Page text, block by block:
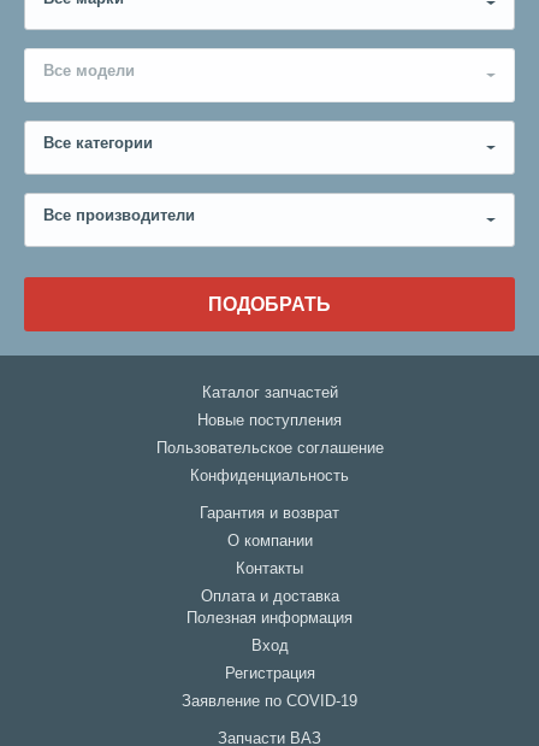
Все модели
Все категории
Все производители
ПОДОБРАТЬ
Каталог запчастей
Новые поступления
Пользовательское соглашение
Конфиденциальность
Гарантия и возврат
О компании
Контакты
Оплата и доставка
Полезная информация
Вход
Регистрация
Заявление по COVID-19
Запчасти ВАЗ